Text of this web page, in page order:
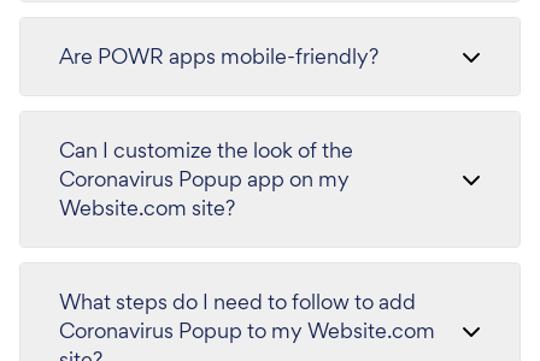
Are POWR apps mobile-friendly?
Can I customize the look of the
Coronavirus Popup app on my
Website.com site?
What steps do I need to follow to add
Coronavirus Popup to my Website.com